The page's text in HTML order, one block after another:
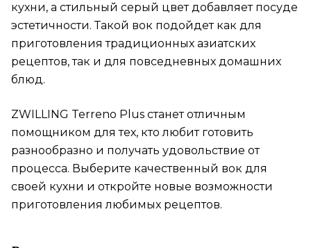
кухни, а стильный серый цвет добавляет посуде
эстетичности. Такой вок подойдет как для
приготовления традиционных азиатских
рецептов, так и для повседневных домашних
блюд.
ZWILLING Terreno Plus станет отличным
помощником для тех, кто любит готовить
разнообразно и получать удовольствие от
процесса. Выберите качественный вок для
своей кухни и откройте новые возможности
приготовления любимых рецептов.